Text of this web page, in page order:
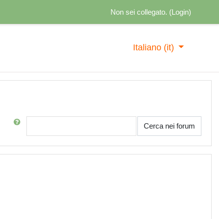
Non sei collegato. (Login)
Italiano ‎(it)‎
Cerca nei forum